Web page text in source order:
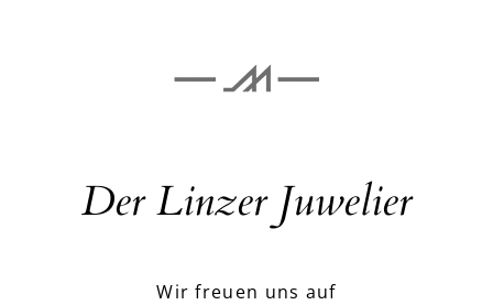
Der Linzer Juwelier
Wir freuen uns auf